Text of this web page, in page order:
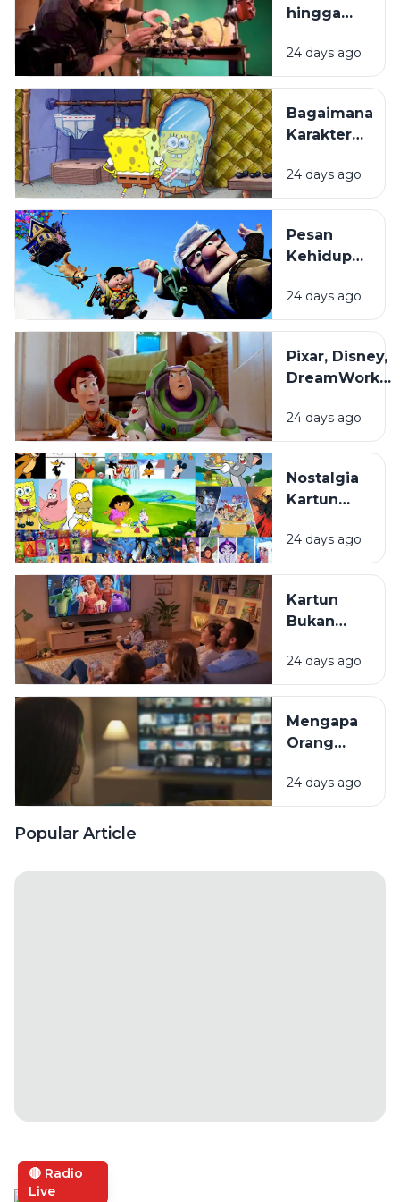
Ingatan?
hingga
Lebar:
Bagaimana
Animasi
Diproduksi?
24 days ago
Bagaimana
Karakter
Dibuat
hingga
Mudah
Diingat?
24 days ago
Pesan
Kehidupan
Film
Animasi
Sering
Terlewat
24 days ago
Pixar, Disney,
DreamWorks,
Ghibli: Apa
yang
Gaya Animasi
Mereka
24 days ago
Nostalgia
Kartun
Kecil:
Kenapa
Terasa
Hangat
Ditonton
Kembali?
24 days ago
Kartun
Bukan
untuk
Anak:
Film
Animasi
oleh
24 days ago
Mengapa
Orang
Masih
Senang
Animasi?
24 days ago
Popular Article
🔴 Radio
Live